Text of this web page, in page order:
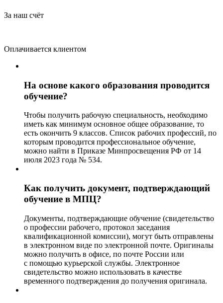
За наш счёт
Оплачивается клиентом
На основе какого образования проводится
обучение?
Чтобы получить рабочую специальность, необходимо
иметь как минимум основное общее образование, то
есть окончить 9 классов. Список рабочих профессий, по
которым проводится профессиональное обучение,
можно найти в Приказе Минпросвещения РФ от 14
июля 2023 года № 534.
Как получить документ, подтверждающий
обучение в МПЦ?
Документы, подтверждающие обучение (свидетельство
о профессии рабочего, протокол заседания
квалификационной комиссии), могут быть отправлены
в электронном виде по электронной почте. Оригиналы
можно получить в офисе, по почте России или
с помощью курьерской службы. Электронное
свидетельство можно использовать в качестве
временного подтверждения до получения оригинала.